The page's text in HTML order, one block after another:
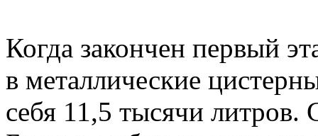
Когда закончен первый
в металлические
себя 11,5 тысячи литров.